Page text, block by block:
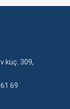
küç. 309,
69